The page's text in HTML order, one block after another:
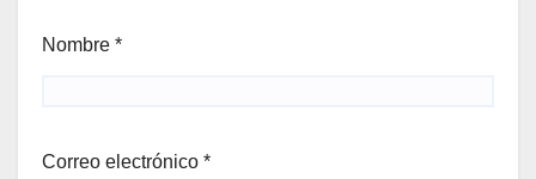
Nombre *
Correo electrónico *